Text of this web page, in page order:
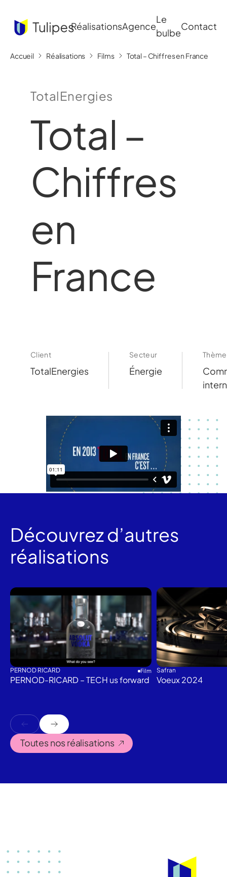
RéalisationsAgence
Le
bulbe
Contact
Accueil Réalisations Films Total – Chiffres en France
TotalEnergies
Total –
Chiffres
en
France
Client
TotalEnergies
Secteur
Énergie
Thème
Découvrez d’autres
réalisations
PERNOD RICARD Film
PERNOD-RICARD – TECH us forward
Safran
Voeux 2024
Toutes nos réalisations